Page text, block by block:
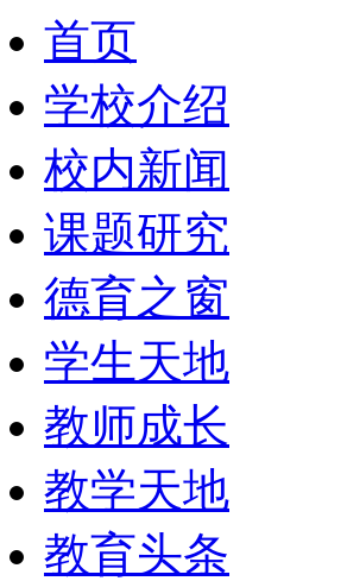
首页
学校介绍
校内新闻
课题研究
德育之窗
学生天地
教师成长
教学天地
教育头条